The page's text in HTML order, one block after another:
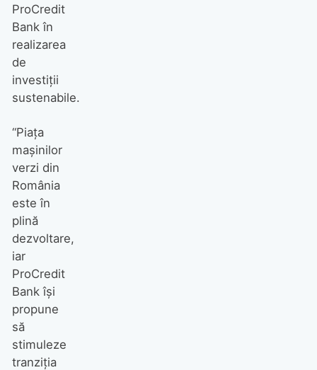
ProCredit
Bank în
realizarea
de
investiții
sustenabile.
“Piața
mașinilor
verzi din
România
este în
plină
dezvoltare,
iar
ProCredit
Bank își
propune
să
stimuleze
tranziția